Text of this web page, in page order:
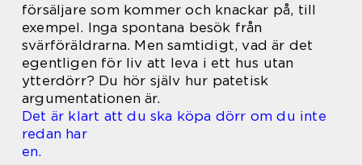
försäljare som kommer och knackar på, till
exempel. Inga spontana besök från
svärföräldrarna. Men samtidigt, vad är det
egentligen för liv att leva i ett hus utan
ytterdörr? Du hör själv hur patetisk
argumentationen är.
Det är klart att du ska köpa dörr om du inte
redan har
en.